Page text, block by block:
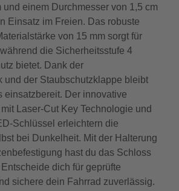
und einem Durchmesser von 1,5 cm
Einsatz im Freien. Das robuste
von 15 mm sorgt für
die Sicherheitsstufe 4
bietet. Dank der
und der Staubschutzklappe bleibt
einsatzbereit. Der innovative
Laser-Cut Key Technologie und
Schlüssel erleichtern die
bei Dunkelheit. Mit der Halterung
hast du das Schloss
dich für geprüfte
sichere dein Fahrrad zuverlässig.